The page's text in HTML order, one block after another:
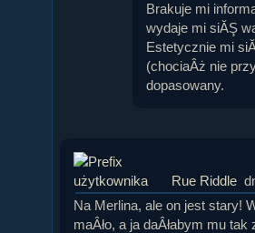
Brakuje mi
wydaje mi siĂŞ
Estetycznie mi
(chociaÂż nie
dopasowany.
Rue Riddle
Na Merlina, ale on jest stary!
maÂło, a ja daÂłabym mu